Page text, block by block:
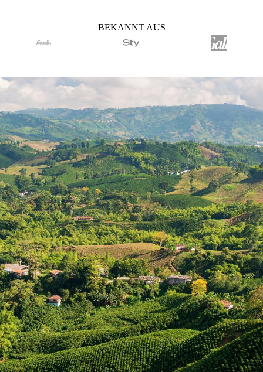
BEKANNT AUS